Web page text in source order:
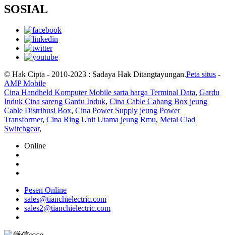
SOSIAL
© Hak Cipta - 2010-2023 : Sadaya Hak Ditangtayungan.Peta situs -
AMP Mobile
Cina Handheld Komputer Mobile sarta harga Terminal Data, Gardu
Induk Cina sareng Gardu Induk, Cina Cable Cabang Box jeung
Cable Distribusi Box, Cina Power Supply jeung Power
Transformer, Cina Ring Unit Utama jeung Rmu, Metal Clad
Switchgear,
Online
Pesen Online
sales@tianchielectric.com
sales2@tianchielectric.com